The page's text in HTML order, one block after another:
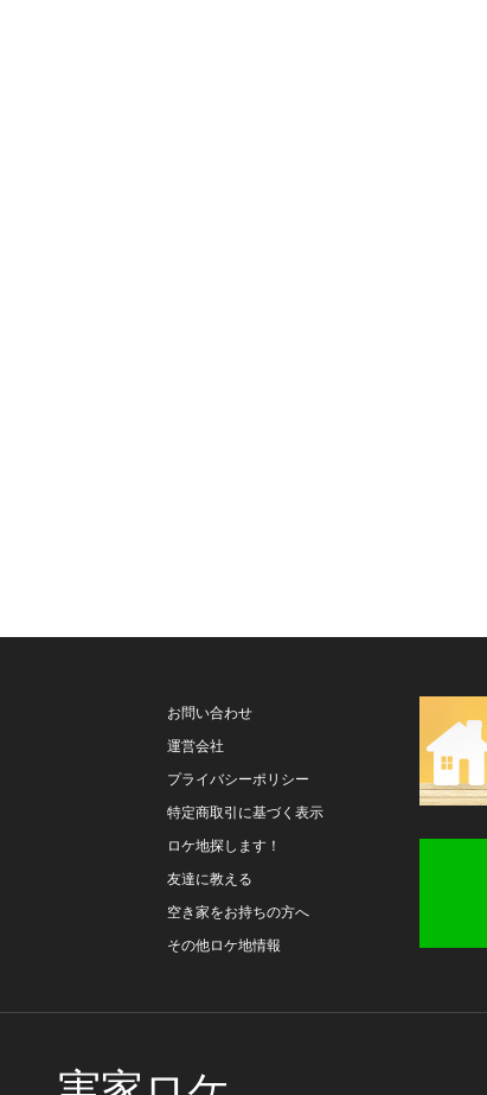
お問い合わせ
運営会社
プライバシーポリシー
特定商取引に基づく表示
ロケ地探します！
友達に教える
空き家をお持ちの方へ
その他ロケ地情報